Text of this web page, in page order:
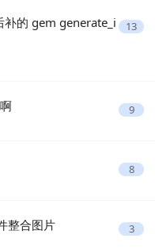
补的 gem generate_i
13
9
8
整合图片 3